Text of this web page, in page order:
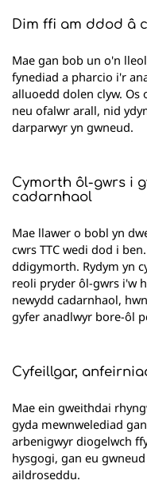
Dim ffi am ddod â
Mae gan bob un o'n
fynediad a pharcio i'r
alluoedd dolen clyw. Os
neu ofalwr arall, nid
darparwyr yn gwneud.
Cymorth ôl-gwrs i
cadarnhaol
Mae llawer o bobl yn
cwrs TTC wedi dod i
ddigymorth. Rydym yn
reoli pryder ôl-gwrs i'w
newydd cadarnhaol,
gyfer anadlwyr bore-ôl
Cyfeillgar,
Mae ein gweithdai
gyda mewnwelediad
arbenigwyr diogelwch
hysgogi, gan eu
aildroseddu.